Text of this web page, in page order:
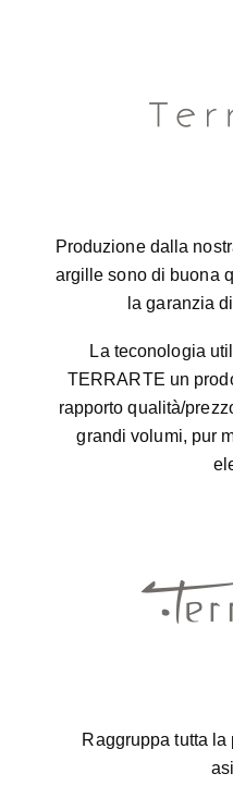
Produzione dalla
argille sono di buona
la garanzia
La teconologia
TERRARTE un
rapporto qualità/
grandi volumi, pur
Raggruppa tutta